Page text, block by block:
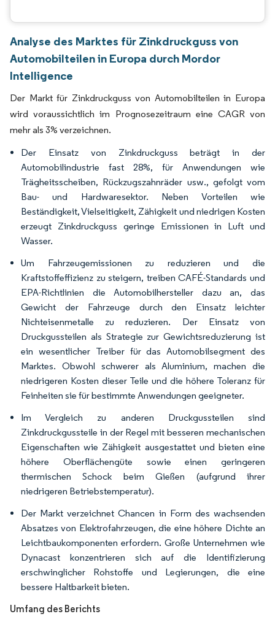
Analyse des Marktes für Zinkdruckguss von
Automobilteilen in Europa durch Mordor
Intelligence
Der Markt für Zinkdruckguss von Automobilteilen in Europa
wird voraussichtlich im Prognosezeitraum eine CAGR von
mehr als 3% verzeichnen.
Der Einsatz von Zinkdruckguss beträgt in der
Automobilindustrie fast 28%, für Anwendungen wie
Trägheitsscheiben, Rückzugszahnräder usw., gefolgt vom
Bau- und Hardwaresektor. Neben Vorteilen wie
Beständigkeit, Vielseitigkeit, Zähigkeit und niedrigen Kosten
erzeugt Zinkdruckguss geringe Emissionen in Luft und
Wasser.
Um Fahrzeugemissionen zu reduzieren und die
Kraftstoffeffizienz zu steigern, treiben CAFÉ-Standards und
EPA-Richtlinien die Automobilhersteller dazu an, das
Gewicht der Fahrzeuge durch den Einsatz leichter
Nichteisenmetalle zu reduzieren. Der Einsatz von
Druckgussteilen als Strategie zur Gewichtsreduzierung ist
ein wesentlicher Treiber für das Automobilsegment des
Marktes. Obwohl schwerer als Aluminium, machen die
niedrigeren Kosten dieser Teile und die höhere Toleranz für
Feinheiten sie für bestimmte Anwendungen geeigneter.
Im Vergleich zu anderen Druckgussteilen sind
Zinkdruckgussteile in der Regel mit besseren mechanischen
Eigenschaften wie Zähigkeit ausgestattet und bieten eine
höhere Oberflächengüte sowie einen geringeren
thermischen Schock beim Gießen (aufgrund ihrer
niedrigeren Betriebstemperatur).
Der Markt verzeichnet Chancen in Form des wachsenden
Absatzes von Elektrofahrzeugen, die eine höhere Dichte an
Leichtbaukomponenten erfordern. Große Unternehmen wie
Dynacast konzentrieren sich auf die Identifizierung
erschwinglicher Rohstoffe und Legierungen, die eine
bessere Haltbarkeit bieten.
Umfang des Berichts